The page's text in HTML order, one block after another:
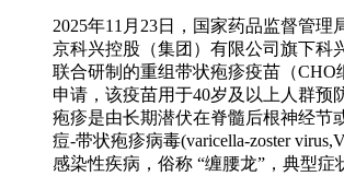
2025年11月23日，国家药品监督管理
京科兴控股（集团）有限公司旗下科
联合研制的重组带状疱疹疫苗（CHO
申请，该疫苗用于40岁及以上人群预
疱疹是由长期潜伏在脊髓后根神经节
痘-带状疱疹病毒(varicella-zoster
感染性疾病，俗称 “缠腰龙”，典型症